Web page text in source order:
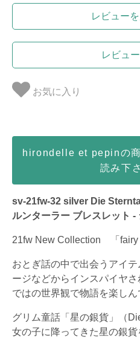
レビュー
レビュ
お気に入り
hirondelle et pepinの
読み下
sv-21fw-32 silver Die
ルンターラー ブレスレット -
21fw New Collection 「fairy
おとぎ話の中で出会うアイ
ージなどからインスパイヤ
ではの世界観で物語を楽しん
グリム童話「星の銀貨」（
女の子に降ってきた星の銀貨